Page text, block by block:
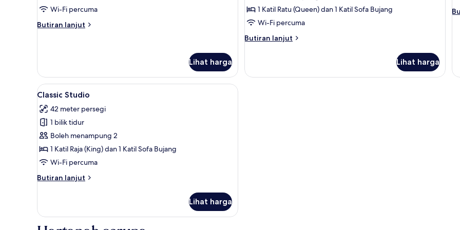
2
Ratu
Wi-Fi percuma
Butiran lanjut
Butiran
2
Katil
Ratu
(Queen)
Lihat harga
Suite1 Katil Ratu (Queen) dan 1 Katil Sofa Bujang
Wi-Fi percuma
Butiran lanjut
Butiran
Studio
Lihat harga
Lihat
semua
foto
untuk
Classic
Studio
Classic Studio | Langsir/tirai gelap terus, seterika/papan seterika, Wi-fi percuma
3
Classic Studio
42 meter persegi
1 bilik tidur
Boleh menampung 2
1 Katil Raja (King) dan 1 Katil Sofa Bujang
Wi-Fi percuma
Butiran lanjut
Butiran
Studio
Lihat harga